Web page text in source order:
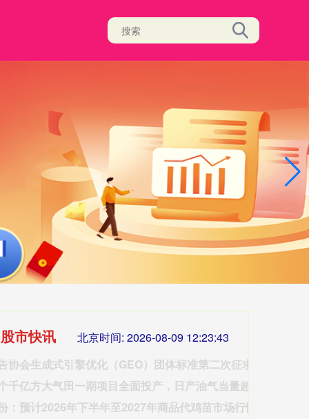
7242.10 12.30 0.17% 国债指数
市快讯 北京时间: 2026-08-09 12:23:45